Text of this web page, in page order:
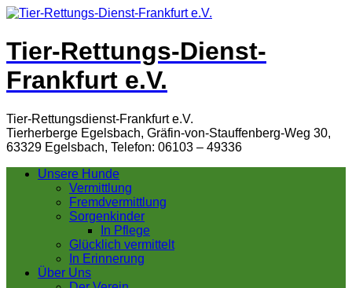
Tier-Rettungs-Dienst-
Frankfurt e.V.
Tier-Rettungsdienst-Frankfurt e.V.
Tierherberge Egelsbach, Gräfin-von-Stauffenberg-Weg 30,
63329 Egelsbach, Telefon: 06103 – 49336
Unsere Hunde
Vermittlung
Fremdvermittlung
Sorgenkinder
In Pflege
Glücklich vermittelt
In Erinnerung
Über Uns